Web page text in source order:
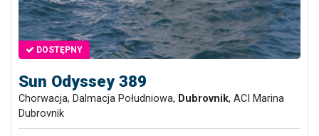
DOSTĘPNY
Sun Odyssey 389
Chorwacja, Dalmacja Południowa, Dubrovnik, ACI Marina
Dubrovnik